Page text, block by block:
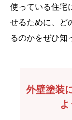
使っている住宅
せるために、ど
るのかをぜひ知
外壁塗装
よ